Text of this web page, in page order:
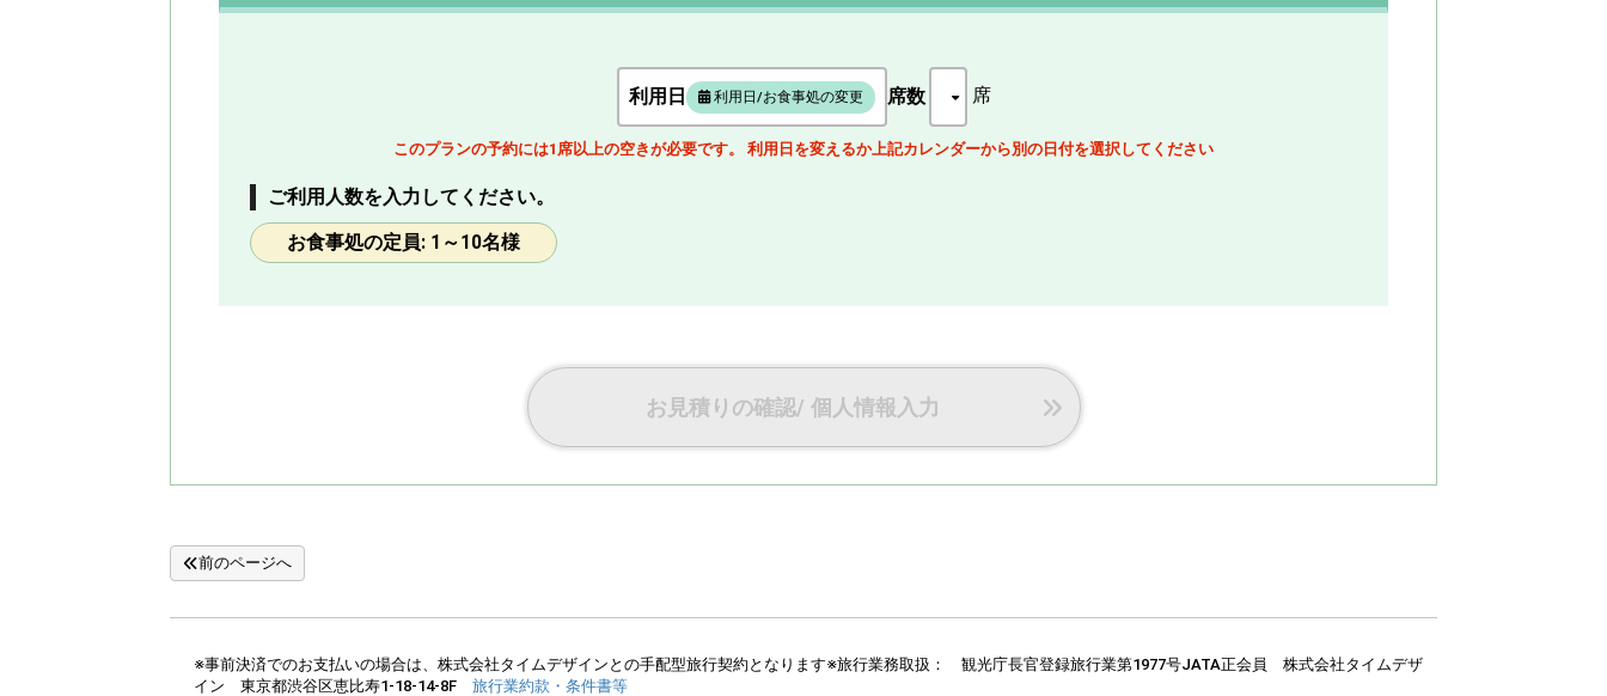
利用日 利用日/お食事処の変更 席数 席
このプランの予約には1席以上の空きが必要です。 利用日を変えるか上記カレンダーから別の日付を選択してください
ご利用人数を入力してください。
お食事処の定員: 1～10名様
お見積りの確認/ 個人情報入力
前のページへ
※事前決済でのお支払いの場合は、株式会社タイムデザインとの手配型旅行契約となります※旅行業務取扱： 観光庁長官登録旅行業第1977号JATA正会員 株式会社タイムデザ
イン 東京都渋谷区恵比寿1-18-14-8F 旅行業約款・条件書等